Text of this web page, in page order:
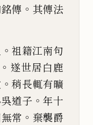
銘傳 。 其傳法
。 祖籍江南句
。 遂世居白鹿
。稍長輒有曠
道子 。 年十
常 。 棄襲爵